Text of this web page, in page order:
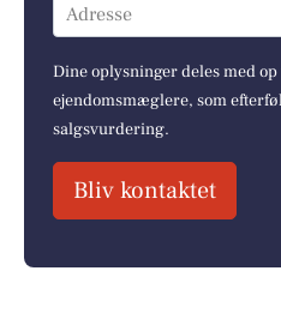
Adresse
Dine oplysninger deles med
ejendomsmæglere, som
salgsvurdering.
Bliv kontaktet